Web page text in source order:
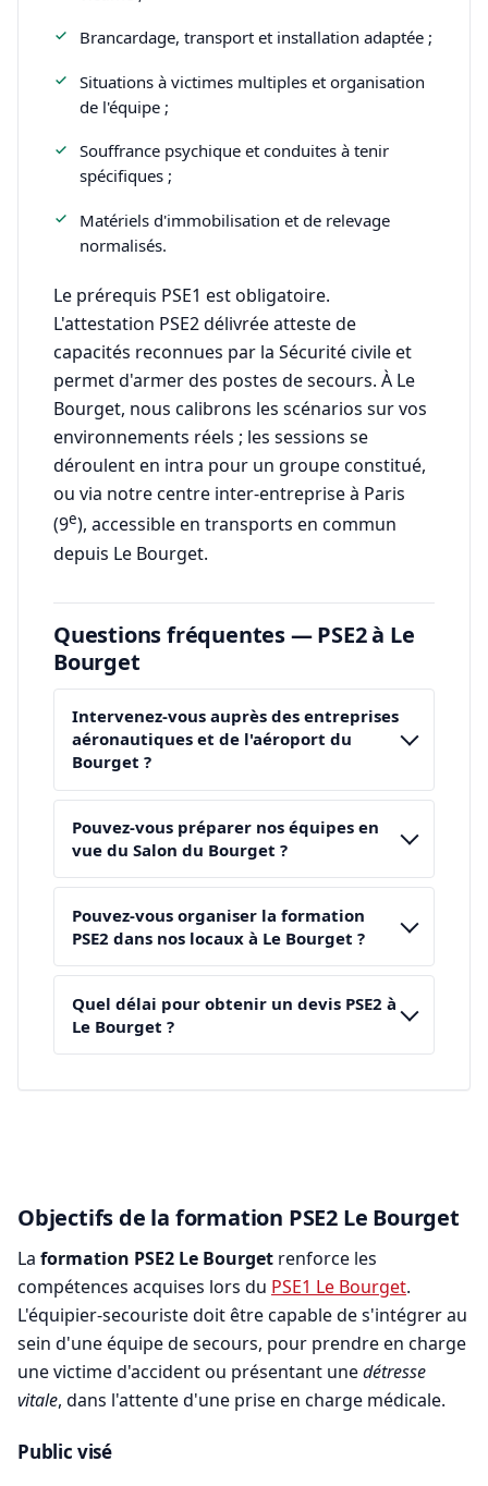
Brancardage, transport et installation adaptée ;
Situations à victimes multiples et organisation
de l'équipe ;
Souffrance psychique et conduites à tenir
spécifiques ;
Matériels d'immobilisation et de relevage
normalisés.
Le prérequis PSE1 est obligatoire.
L'attestation PSE2 délivrée atteste de
capacités reconnues par la Sécurité civile et
permet d'armer des postes de secours. À Le
Bourget, nous calibrons les scénarios sur vos
environnements réels ; les sessions se
déroulent en intra pour un groupe constitué,
ou via notre centre inter-entreprise à Paris
(9e), accessible en transports en commun
depuis Le Bourget.
Questions fréquentes — PSE2 à Le
Bourget
Intervenez-vous auprès des entreprises
aéronautiques et de l'aéroport du
Bourget ?
Pouvez-vous préparer nos équipes en
vue du Salon du Bourget ?
Pouvez-vous organiser la formation
PSE2 dans nos locaux à Le Bourget ?
Quel délai pour obtenir un devis PSE2 à
Le Bourget ?
Objectifs de la formation PSE2 Le Bourget
La formation PSE2 Le Bourget renforce les
compétences acquises lors du PSE1 Le Bourget.
L'équipier-secouriste doit être capable de s'intégrer au
sein d'une équipe de secours, pour prendre en charge
une victime d'accident ou présentant unedétresse
vitale, dans l'attente d'une prise en charge médicale.
Public visé